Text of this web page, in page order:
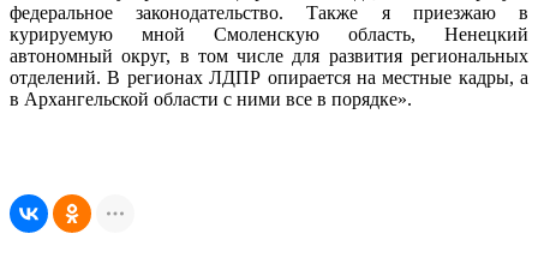
федеральное законодательство. Также я приезжаю в
курируемую мной Смоленскую область, Ненецкий
автономный округ, в том числе для развития региональных
отделений. В регионах ЛДПР опирается на местные кадры, а
в Архангельской области с ними все в порядке».